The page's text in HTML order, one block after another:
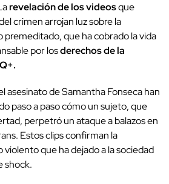
revelación de los videosque
crimen arrojan luz sobre la
premeditado, que ha cobrado la vida
por losderechos de la
asesinato de Samantha Fonseca han
paso a paso cómo un sujeto, que
perpetró un ataque a balazos en
Estos clips confirman la
que ha dejado a la sociedad
shock.